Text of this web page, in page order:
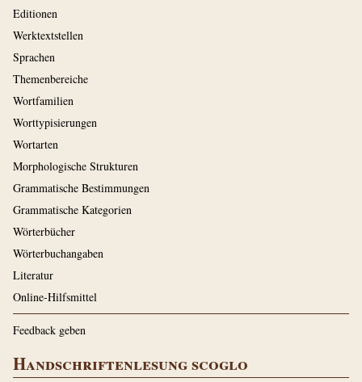
Editionen
Werktextstellen
Sprachen
Themenbereiche
Wortfamilien
Worttypisierungen
Wortarten
Morphologische Strukturen
Grammatische Bestimmungen
Grammatische Kategorien
Wörterbücher
Wörterbuchangaben
Literatur
Online-Hilfsmittel
Feedback geben
Handschriftenlesung scoglo